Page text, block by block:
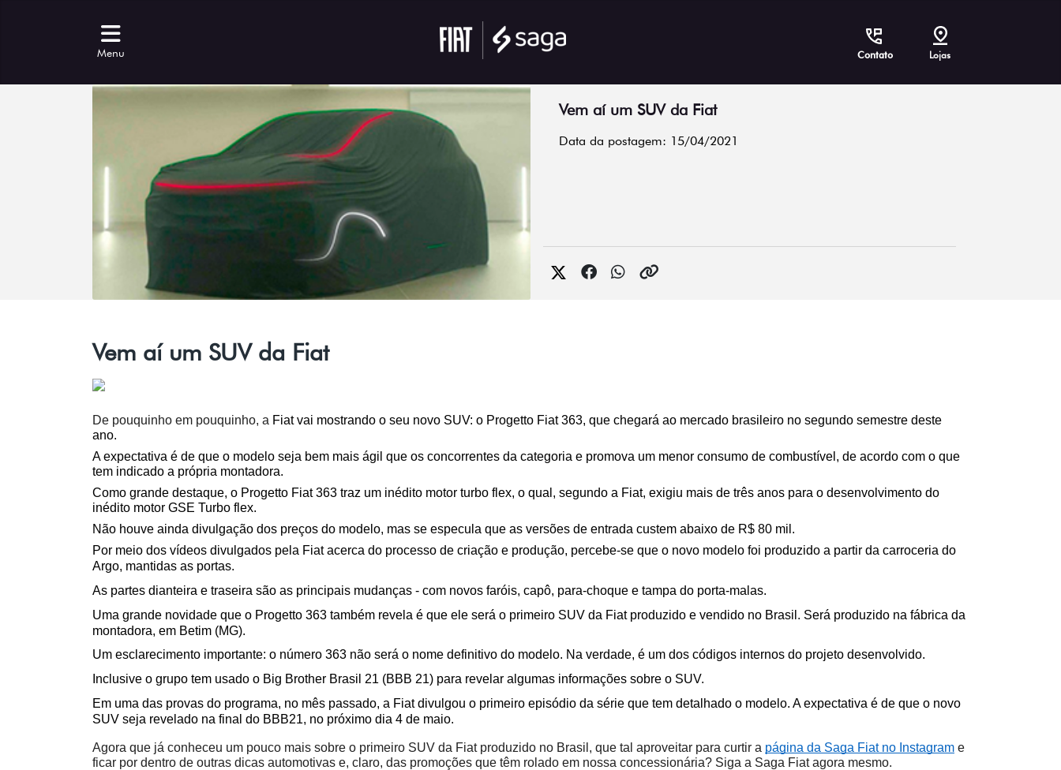
Menu Contato Lojas
Vem aí um SUV da Fiat
Data da postagem: 15/04/2021
Vem aí um SUV da Fiat
De pouquinho em pouquinho, a Fiat vai mostrando o seu novo SUV: o Progetto Fiat 363, que chegará ao mercado brasileiro no segundo semestre deste
ano.
A expectativa é de que o modelo seja bem mais ágil que os concorrentes da categoria e promova um menor consumo de combustível, de acordo com o que
tem indicado a própria montadora.
Como grande destaque, o Progetto Fiat 363 traz um inédito motor turbo flex, o qual, segundo a Fiat, exigiu mais de três anos para o desenvolvimento do
inédito motor GSE Turbo flex.
Não houve ainda divulgação dos preços do modelo, mas se especula que as versões de entrada custem abaixo de R$ 80 mil.
Por meio dos vídeos divulgados pela Fiat acerca do processo de criação e produção, percebe-se que o novo modelo foi produzido a partir da carroceria do
Argo, mantidas as portas.
As partes dianteira e traseira são as principais mudanças - com novos faróis, capô, para-choque e tampa do porta-malas.
Uma grande novidade que o Progetto 363 também revela é que ele será o primeiro SUV da Fiat produzido e vendido no Brasil. Será produzido na fábrica da
montadora, em Betim (MG).
Um esclarecimento importante: o número 363 não será o nome definitivo do modelo. Na verdade, é um dos códigos internos do projeto desenvolvido.
Inclusive o grupo tem usado o Big Brother Brasil 21 (BBB 21) para revelar algumas informações sobre o SUV.
Em uma das provas do programa, no mês passado, a Fiat divulgou o primeiro episódio da série que tem detalhado o modelo. A expectativa é de que o novo
SUV seja revelado na final do BBB21, no próximo dia 4 de maio.
Agora que já conheceu um pouco mais sobre o primeiro SUV da Fiat produzido no Brasil, que tal aproveitar para curtir a página da Saga Fiat no Instagram e
ficar por dentro de outras dicas automotivas e, claro, das promoções que têm rolado em nossa concessionária? Siga a Saga Fiat agora mesmo.